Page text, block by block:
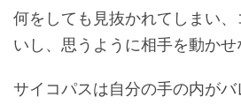
何をしても見抜かれてしまい
いし、思うように相手を動かせ
サイコパスは自分の手の内がバ